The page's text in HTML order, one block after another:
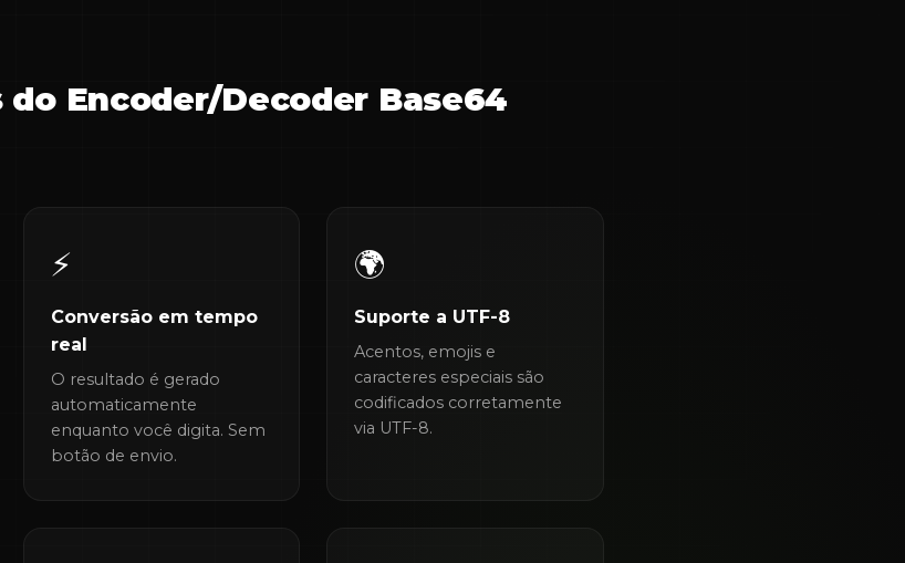
Encoder/Decoder Base64
⚡
Conversão em tempo
real
O resultado é gerado
automaticamente
enquanto você digita. Sem
botão de envio.
🌍
Suporte a UTF-8
Acentos, emojis e
caracteres especiais são
codificados corretamente
via UTF-8.